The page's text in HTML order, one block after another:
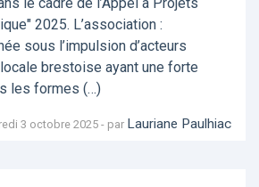
2025. L’association :
sous l’impulsion d’acteurs
brestoise ayant une forte
les formes (…)
3 octobre 2025 - par Lauriane Paulhiac